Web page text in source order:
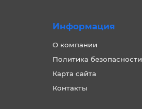
Информация
О компании
Политика безопасности
Карта сайта
Контакты